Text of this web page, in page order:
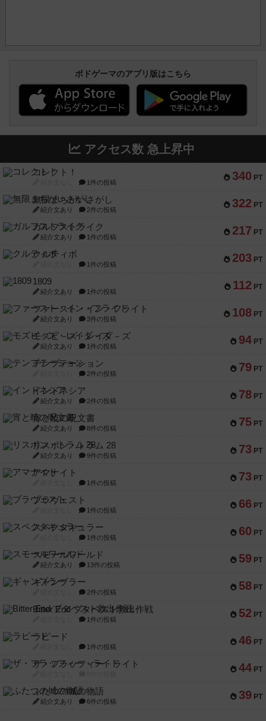
ボドゲーマのアプリ版はこちら
アクセス数 急上昇中
340 PT
コレクト！
1件の投稿
322 PT
無限まちがいさがし
紹介文あり 2件の投稿
217 PT
ガルフストライク
紹介文あり 1件の投稿
203 PT
クルティボ
1件の投稿
112 PT
1809
紹介文あり 1件の投稿
108 PT
ファースト・イン・フライト
紹介文あり 3件の投稿
94 PT
モズビ－ズ・レイダ－ズ
紹介文あり 1件の投稿
79 PT
テンプテーション
2件の投稿
78 PT
インドネシア
紹介文あり 2件の投稿
75 PT
宵と暁の呪文書
紹介文あり 8件の投稿
73 PT
リスボン・トラム 28
紹介文あり 9件の投稿
73 PT
アマナイト
1件の投稿
66 PT
ブラヴェスト
1件の投稿
60 PT
スペクタキュラー
1件の投稿
59 PT
スモールワールド
紹介文あり 13件の投稿
58 PT
ギャンブラー
2件の投稿
52 PT
Bitter End ブタペスト救出作戦
1件の投稿
46 PT
ラピード
1件の投稿
44 PT
ザ・フラッフィー・ライト
39 PT
ふたつの城の物語
紹介文あり 6件の投稿